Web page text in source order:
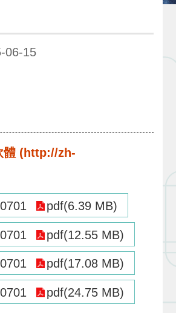
06-15
體 (http://zh-
pdf(6.39 MB)
pdf(12.55 MB)
pdf(17.08 MB)
pdf(24.75 MB)